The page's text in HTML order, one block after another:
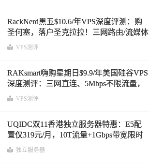
RackNerd黑五$10.6/年VPS深度评测：购
圣何塞，落户圣克拉拉！三网路由/流媒体
解锁实测
VPS测评
RAKsmart嗨购星期日$9.9/年美国硅谷VPS
深度测评：三网直连、5Mbps不限流量，
附性能/路由分析
VPS测评
UQIDC双11香港独立服务器特惠：E5配
置仅319元/月，10T流量+1Gbps带宽限时
抢购
独立服务器